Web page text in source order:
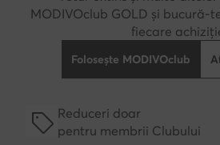
MODIVOclub GOLD și bucură-
fiecare
Folosește MODIVOclub
Reduceri doar
pentru membrii Clubului